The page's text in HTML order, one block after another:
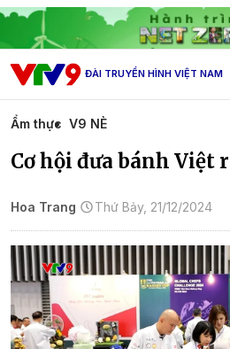
ĐÀI TRUYỀN HÌNH VIỆT NAM
Ẩm thực V9 NÈ
Cơ hội đưa bánh Việt
Hoa Trang Thứ Bảy, 21/12/2024